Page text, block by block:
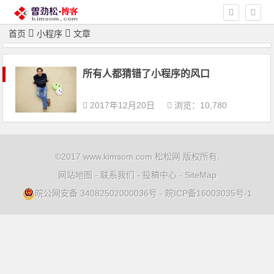
首页 小程序 文章
所有人都猜错了小程序的风口
2017年12月20日 浏览：10,780
©2017 www.kimsom.com 松松网 版权所有.
网站地图- 联系我们- 投稿中心 - SiteMap
皖公网安备 34082502000036号- 皖ICP备16003035号-1